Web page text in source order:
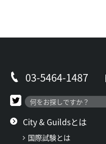
03-5464-1487
City & Guildsとは
国際試験とは